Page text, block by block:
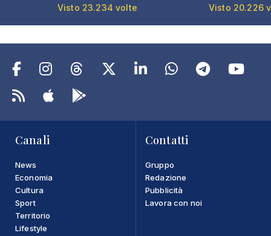
Visto 23.234 volte Visto 20.226
Canali
News
Economia
Cultura
Sport
Territorio
Lifestyle
Contatti
Gruppo
Redazione
Pubblicità
Lavora con noi